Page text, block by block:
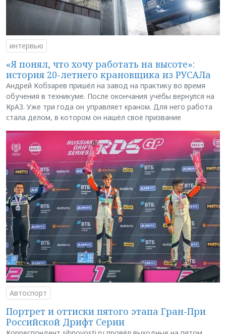
интервью
«Я понял, что хочу работать на высоте»:
история 20-летнего крановщика из РУСАЛа
Андрей Кобзарев пришёл на завод на практику во время
обучения в техникуме. После окончания учёбы вернулся на
КрАЗ. Уже три года он управляет краном. Для него работа
стала делом, в котором он нашёл своё призвание
Автоспорт
Портрет и оттиски пятого этапа Гран-При
Российской Дрифт Серии